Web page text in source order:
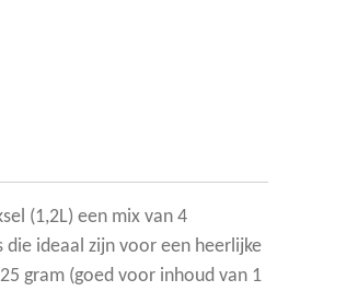
(1,2L) een mix van 4
ideaal zijn voor een heerlijke
gram (goed voor inhoud van 1